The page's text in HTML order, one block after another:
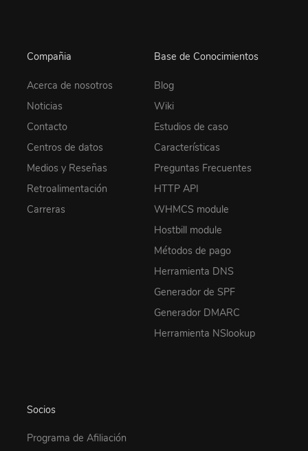
Compañia
Acerca de nosotros
Noticias
Contacto
Centros de datos
Medios y Reseñas
Retroalimentación
Carreras
Base de Conocimientos
Blog
Wiki
Estudios de caso
Características
Preguntas Frecuentes
HTTP API
WHMCS module
Hostbill module
Métodos de pago
Herramienta DNS
Generador de SPF
Generador DMARC
Herramienta NSlookup
Socios
Programa de Afiliación